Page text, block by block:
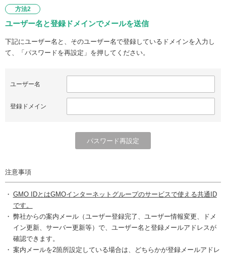
方法2
ユーザー名と登録ドメインでメールを送信
下記にユーザー名と、そのユーザー名で登録しているドメインを入力し
て、「パスワードを再設定」を押してください。
ユーザー名
登録ドメイン
注意事項
GMO IDとはGMOインターネットグループのサービスで使える共通ID
です。
弊社からの案内メール（ユーザー登録完了、ユーザー情報変更、ドメ
イン更新、サーバー更新等）で、ユーザー名と登録メールアドレスが
確認できます。
案内メールを2箇所設定している場合は、どちらかが登録メールアドレ